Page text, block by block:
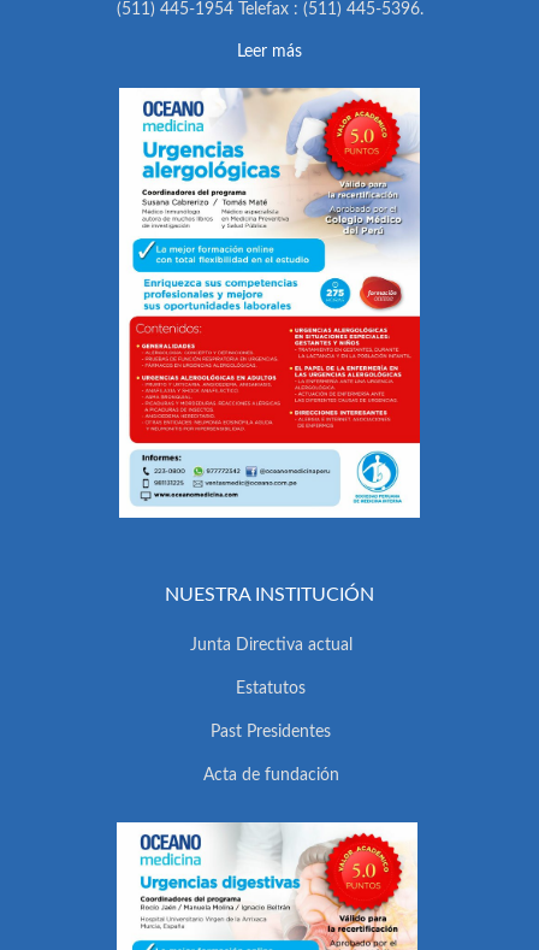
(511) 445-1954 Telefax : (511) 445-5396.
Leer más
NUESTRA INSTITUCIÓN
Junta Directiva actual
Estatutos
Past Presidentes
Acta de fundación